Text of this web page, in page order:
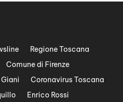
Regione Toscana
Comune di Firenze
Coronavirus Toscana
Enrico Rossi